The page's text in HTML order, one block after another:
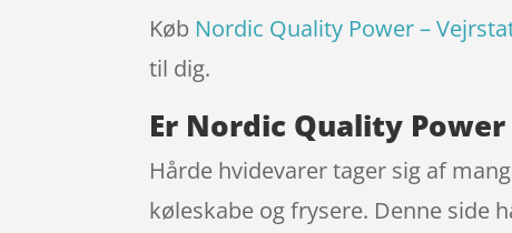
Køb Nordic Quality Power –
til dig.
Er Nordic Quality
Hårde hvidevarer tager sig af
køleskabe og frysere. Denne side